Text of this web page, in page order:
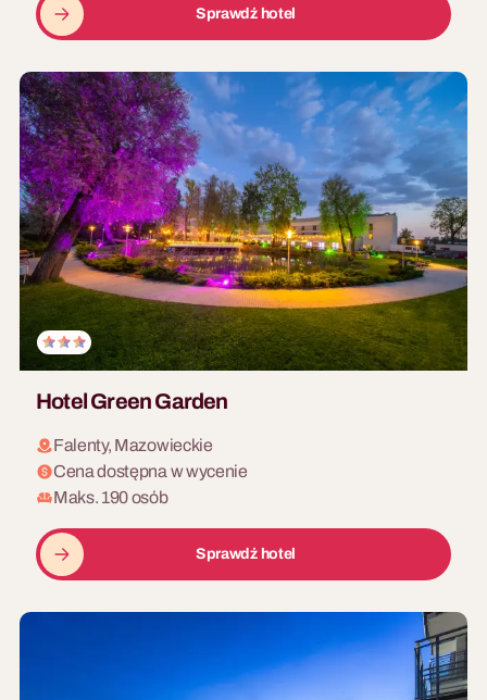
Sprawdź hotel
Hotel Green Garden
Falenty, Mazowieckie
Cena dostępna w wycenie
Maks. 190 osób
Sprawdź hotel